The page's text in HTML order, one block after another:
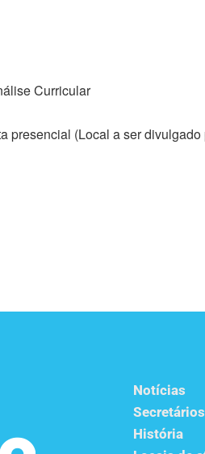
Curricular
presencial (Local a ser
Notícias
Secretários
História